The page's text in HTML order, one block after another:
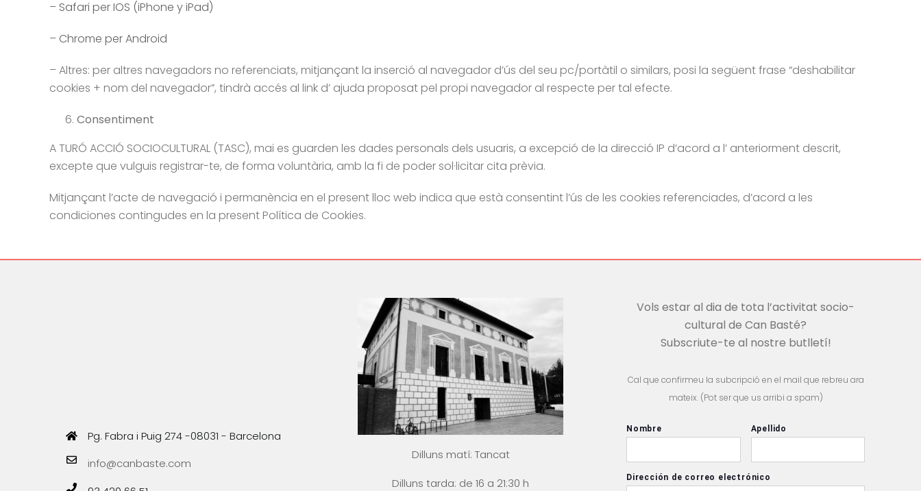
– Safari per IOS (iPhone y iPad)
– Chrome per Android
– Altres: per altres navegadors no referenciats, mitjançant la inserció al navegador d’ús del seu pc/portàtil o similars, posi la següent frase “deshabilitar
cookies + nom del navegador”, tindrà accés al link d’ ajuda proposat pel propi navegador al respecte per tal efecte.
Consentiment
A TURÓ ACCIÓ SOCIOCULTURAL (TASC), mai es guarden les dades personals dels usuaris, a excepció de la direcció IP d’acord a l’ anteriorment descrit,
excepte que vulguis registrar-te, de forma voluntària, amb la fi de poder sol·licitar cita prèvia.
Mitjançant l’acte de navegació i permanència en el present lloc web indica que està consentint l’ús de les cookies referenciades, d’acord a les
condiciones contingudes en la present Política de Cookies.
Pg. Fabra i Puig 274 -08031 - Barcelona
info@canbaste.com
Dilluns matí: Tancat
Dilluns tarda: de 16 a 21:30 h
Vols estar al dia de tota l’activitat socio-
cultural de Can Basté?
Subscriute-te al nostre butlletí!
Cal que confirmeu la subcripció en el mail que rebreu ara
mateix. (Pot ser que us arribi a spam)